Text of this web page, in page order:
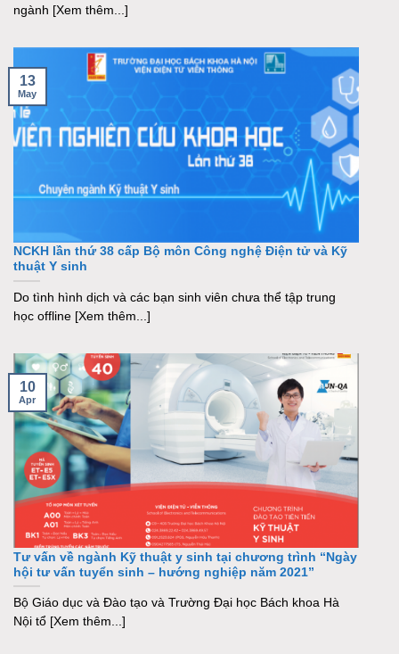
ngành [Xem thêm...]
NCKH lần thứ 38 cấp Bộ môn Công nghệ Điện tử và Kỹ
thuật Y sinh
Do tình hình dịch và các bạn sinh viên chưa thể tập trung
học offline [Xem thêm...]
13
May
Tư vấn về ngành Kỹ thuật y sinh tại chương trình “Ngày
hội tư vấn tuyển sinh – hướng nghiệp năm 2021”
Bộ Giáo dục và Đào tạo và Trường Đại học Bách khoa Hà
Nội tổ [Xem thêm...]
10
Apr